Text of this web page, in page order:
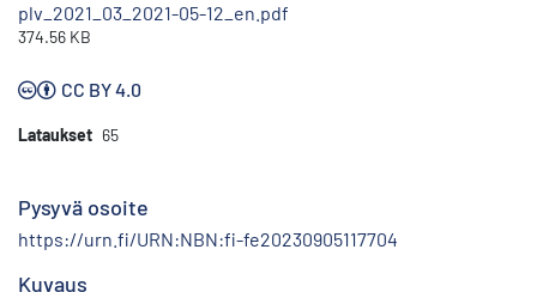
plv_2021_03_2021-05-12_en.pdf
374.56 KB
CC BY 4.0
Lataukset 65
Pysyvä osoite
https://urn.fi/URN:NBN:fi-fe20230905117704
Kuvaus